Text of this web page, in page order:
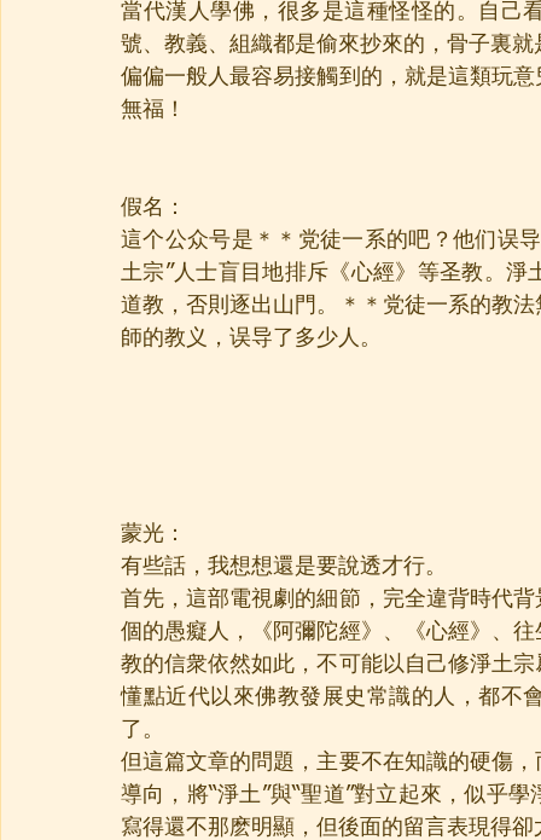
當代漢人學佛，很多是這種怪怪的。自己
號、教義、組織都是偷來抄來的，骨子裏就
偏偏一般人最容易接觸到的，就是這類玩
無福！
假名：
這个公众号是＊＊党徒一系的吧？他们误
土宗”人士盲目地排斥《心經》等圣教。
道教，否則逐出山門。＊＊党徒一系的教
師的教义，误导了多少人。
蒙光：
有些話，我想想還是要說透才行。
首先，這部電視劇的細節，完全違背時代
個的愚癡人，《阿彌陀經》、《心經》、
教的信衆依然如此，不可能以自己修淨土
懂點近代以來佛教發展史常識的人，都不
了。
但這篇文章的問題，主要不在知識的硬傷
導向，將“淨土”與“聖道”對立起來，似乎
寫得還不那麽明顯，但後面的留言表現得